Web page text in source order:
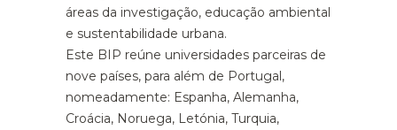
áreas da investigação, educação ambiental
e sustentabilidade urbana.
Este BIP reúne universidades parceiras de
nove países, para além de Portugal,
nomeadamente: Espanha, Alemanha,
Croácia, Noruega, Letónia, Turquia,